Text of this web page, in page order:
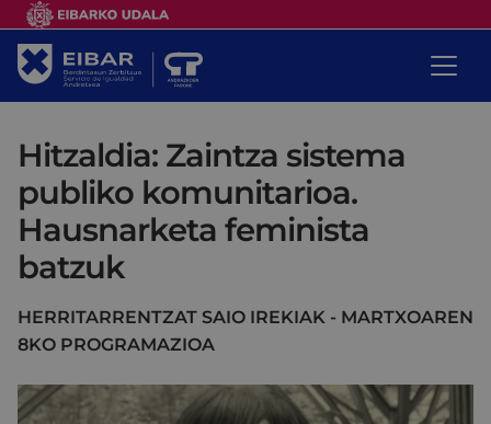
Hitzaldia: Zaintza sistema
publiko komunitarioa.
Hausnarketa feminista
batzuk
HERRITARRENTZAT SAIO IREKIAK - MARTXOAREN
8KO PROGRAMAZIOA